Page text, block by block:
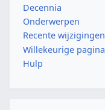
Decennia
Onderwerpen
Recente wijzigingen
Willekeurige pagina
Hulp